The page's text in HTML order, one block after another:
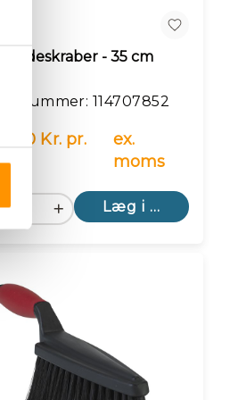
- 35 cm
114707852
Kr. pr.
ex.
moms
Læg i kurv